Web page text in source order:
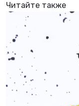
Читайте также